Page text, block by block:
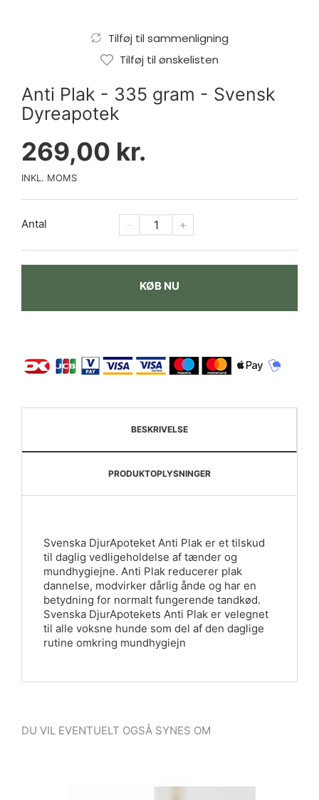
Tilføj til sammenligning
Tilføj til ønskelisten
Anti Plak - 335 gram - Svensk
Dyreapotek
269,00 kr.
INKL. MOMS
Antal
KØB NU
BESKRIVELSE
PRODUKTOPLYSNINGER
Svenska DjurApoteket Anti Plak er et tilskud
til daglig vedligeholdelse af tænder og
mundhygiejne. Anti Plak reducerer plak
dannelse, modvirker dårlig ånde og har en
betydning for normalt fungerende tandkød.
Svenska DjurApotekets Anti Plak er velegnet
til alle voksne hunde som del af den daglige
rutine omkring mundhygiejn
DU VIL EVENTUELT OGSÅ SYNES OM